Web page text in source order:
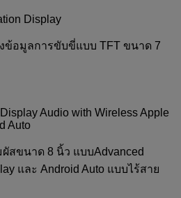
Display
อมูลการขับขี่แบบ TFT ขนาด 7
Audio with Wireless Apple
Auto
สขนาด 8 นิ้ว แบบAdvanced
และ Android Auto แบบไร้สาย